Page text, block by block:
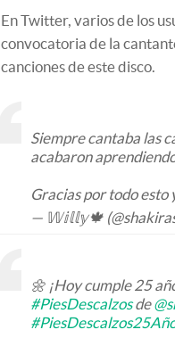
En Twitter, varios de los
convocatoria de la
canciones de este disco.
Siempre cantaba las
acabaron
Gracias por todo esto
— 𝕎𝕚𝕝𝕝𝕪🍁
🌼 ¡Hoy cumple 25
#PiesDescalzosde